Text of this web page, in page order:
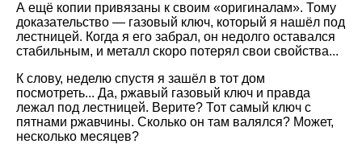
А ещё копии привязаны к своим «оригиналам». Тому
доказательство — газовый ключ, который я нашёл под
лестницей. Когда я его забрал, он недолго оставался
стабильным, и металл скоро потерял свои свойства...
К слову, неделю спустя я зашёл в тот дом
посмотреть... Да, ржавый газовый ключ и правда
лежал под лестницей. Верите? Тот самый ключ с
пятнами ржавчины. Сколько он там валялся? Может,
несколько месяцев?